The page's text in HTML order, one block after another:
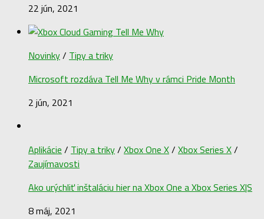
22 jún, 2021
Novinky/ Tipy a triky
Microsoft rozdáva Tell Me Why v rámci Pride Month
2 jún, 2021
Aplikácie / Tipy a triky/ Xbox One X/ Xbox Series X/
Zaujímavosti
Ako urýchliť inštaláciu hier na Xbox One a Xbox Series X|S
8 máj, 2021